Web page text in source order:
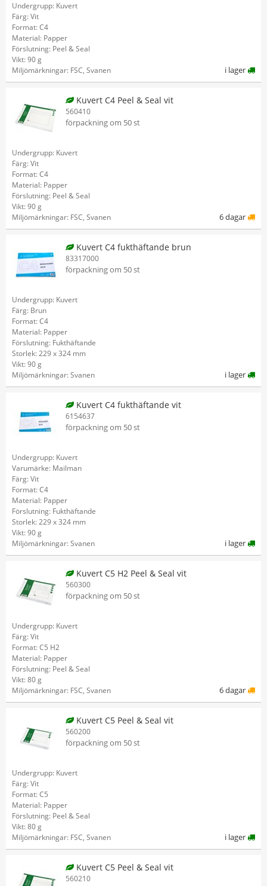
Undergrupp: Kuvert
Färg: Vit
Format: C4
Material: Papper
Förslutning: Peel & Seal
Vikt: 90 g
Miljömärkningar: FSC, Svanen
i lager
Kuvert C4 Peel & Seal vit
560410
förpackning om 50 st
Undergrupp: Kuvert
Färg: Vit
Format: C4
Material: Papper
Förslutning: Peel & Seal
Vikt: 90 g
Miljömärkningar: FSC, Svanen
6 dagar
Kuvert C4 fukthäftande brun
83317000
förpackning om 50 st
Undergrupp: Kuvert
Färg: Brun
Format: C4
Material: Papper
Förslutning: Fukthäftande
Storlek: 229 x 324 mm
Vikt: 90 g
Miljömärkningar: Svanen
i lager
Kuvert C4 fukthäftande vit
6154637
förpackning om 50 st
Undergrupp: Kuvert
Varumärke: Mailman
Färg: Vit
Format: C4
Material: Papper
Förslutning: Fukthäftande
Storlek: 229 x 324 mm
Vikt: 90 g
Miljömärkningar: Svanen
i lager
Kuvert C5 H2 Peel & Seal vit
560300
förpackning om 50 st
Undergrupp: Kuvert
Färg: Vit
Format: C5 H2
Material: Papper
Förslutning: Peel & Seal
Vikt: 80 g
Miljömärkningar: FSC, Svanen
6 dagar
Kuvert C5 Peel & Seal vit
560200
förpackning om 50 st
Undergrupp: Kuvert
Färg: Vit
Format: C5
Material: Papper
Förslutning: Peel & Seal
Vikt: 80 g
Miljömärkningar: FSC, Svanen
i lager
Kuvert C5 Peel & Seal vit
560210